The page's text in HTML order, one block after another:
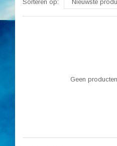
Sorteren op: Nieuwste
Geen